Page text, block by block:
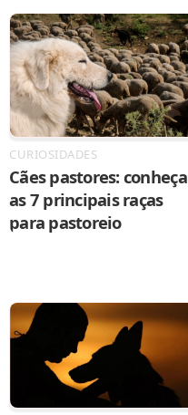
CURIOSIDADES
Cães pastores: conheça
as 7 principais raças
para pastoreio